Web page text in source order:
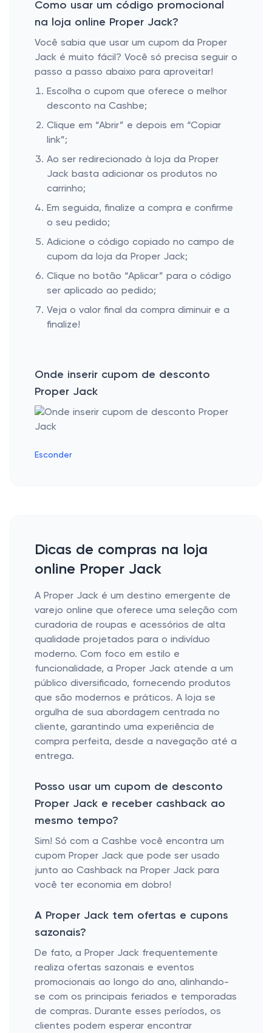
Como usar um código promocional
na loja online Proper Jack?
Você sabia que usar um cupom da Proper
Jack é muito fácil? Você só precisa seguir o
passo a passo abaixo para aproveitar!
Escolha o cupom que oferece o melhor
desconto na Cashbe;
Clique em “Abrir” e depois em “Copiar
link”;
Ao ser redirecionado à loja da Proper
Jack basta adicionar os produtos no
carrinho;
Em seguida, finalize a compra e confirme
o seu pedido;
Adicione o código copiado no campo de
cupom da loja da Proper Jack;
Clique no botão “Aplicar” para o código
ser aplicado ao pedido;
Veja o valor final da compra diminuir e a
finalize!
Onde inserir cupom de desconto
Proper Jack
Esconder
Dicas de compras na loja
online Proper Jack
A Proper Jack é um destino emergente de
varejo online que oferece uma seleção com
curadoria de roupas e acessórios de alta
qualidade projetados para o indivíduo
moderno. Com foco em estilo e
funcionalidade, a Proper Jack atende a um
público diversificado, fornecendo produtos
que são modernos e práticos. A loja se
orgulha de sua abordagem centrada no
cliente, garantindo uma experiência de
compra perfeita, desde a navegação até a
entrega.
Posso usar um cupom de desconto
Proper Jack e receber cashback ao
mesmo tempo?
Sim! Só com a Cashbe você encontra um
cupom Proper Jack que pode ser usado
junto ao Cashback na Proper Jack para
você ter economia em dobro!
A Proper Jack tem ofertas e cupons
sazonais?
De fato, a Proper Jack frequentemente
realiza ofertas sazonais e eventos
promocionais ao longo do ano, alinhando-
se com os principais feriados e temporadas
de compras. Durante esses períodos, os
clientes podem esperar encontrar